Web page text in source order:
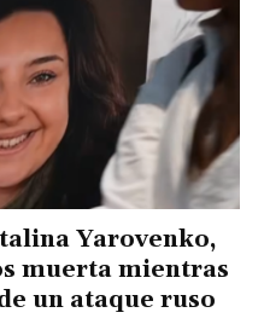
Yarovenko,
muerta mientras
un ataque ruso